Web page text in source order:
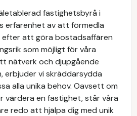
fastighetsbyrå i
erfarenhet av att förmedla
efter att göra bostadsaffären
som möjligt för våra
nätverk och djupgående
erbjuder vi skräddarsydda
alla unika behov. Oavsett om
värdera en fastighet, står våra
redo att hjälpa dig med unik